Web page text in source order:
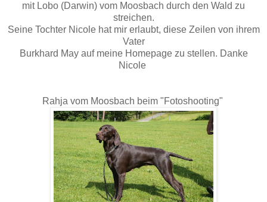
mit Lobo (Darwin) vom Moosbach durch den Wald zu
streichen.
Seine Tochter Nicole hat mir erlaubt, diese Zeilen von ihrem
Vater
Burkhard May auf meine Homepage zu stellen. Danke
Nicole
Rahja vom Moosbach beim "Fotoshooting"